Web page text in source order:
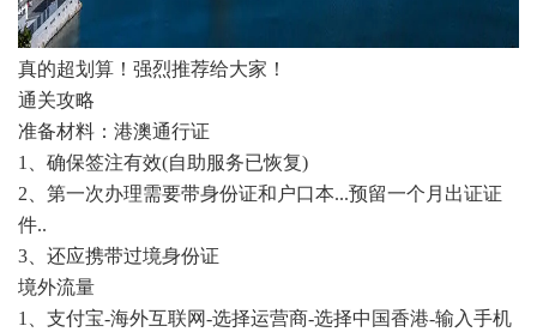
真的超划算！强烈推荐给大家！
通关攻略
准备材料：港澳通行证
1、确保签注有效(自助服务已恢复)
2、第一次办理需要带身份证和户口本...预留一个月出证证
件..
3、还应携带过境身份证
境外流量
1、支付宝-海外互联网-选择运营商-选择中国香港-输入手机